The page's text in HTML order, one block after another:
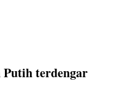
Putih terdengar